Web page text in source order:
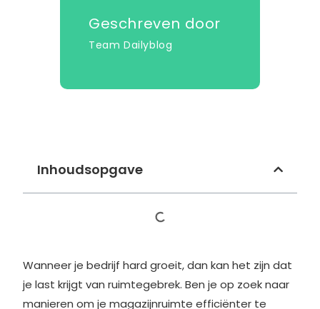
Geschreven door
Team Dailyblog
Inhoudsopgave
Wanneer je bedrijf hard groeit, dan kan het zijn dat
je last krijgt van ruimtegebrek. Ben je op zoek naar
manieren om je magazijnruimte efficiënter te